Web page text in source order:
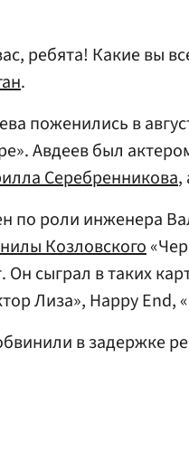
ребята! Какие вы
.
поженились в
Авдеев был
Серебренникова,
по роли инженера
Козловского
Он сыграл в таких
Лиза», Happy End,
в задержке